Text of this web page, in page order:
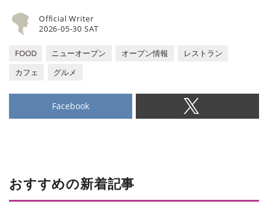
2026-05-30 SAT
Official Writer
FOOD ニューオープン オープン情報
レストラン
カフェ
グルメ
Facebook
おすすめの新着記事